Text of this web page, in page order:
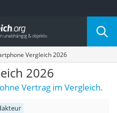
Vergleich 2026
2026
Vertrag im Vergleich.